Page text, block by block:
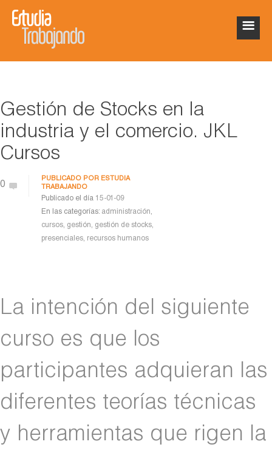
Gestión de Stocks en la
industria y el comercio. JKL
Cursos
0
PUBLICADO POR ESTUDIA
TRABAJANDO
Publicado el día 15-01-09
En las categorías: administración,
cursos, gestión, gestión de stocks,
presenciales, recursos humanos
La intención del siguiente
curso es que los
participantes adquieran las
diferentes teorías técnicas
y herramientas que rigen la